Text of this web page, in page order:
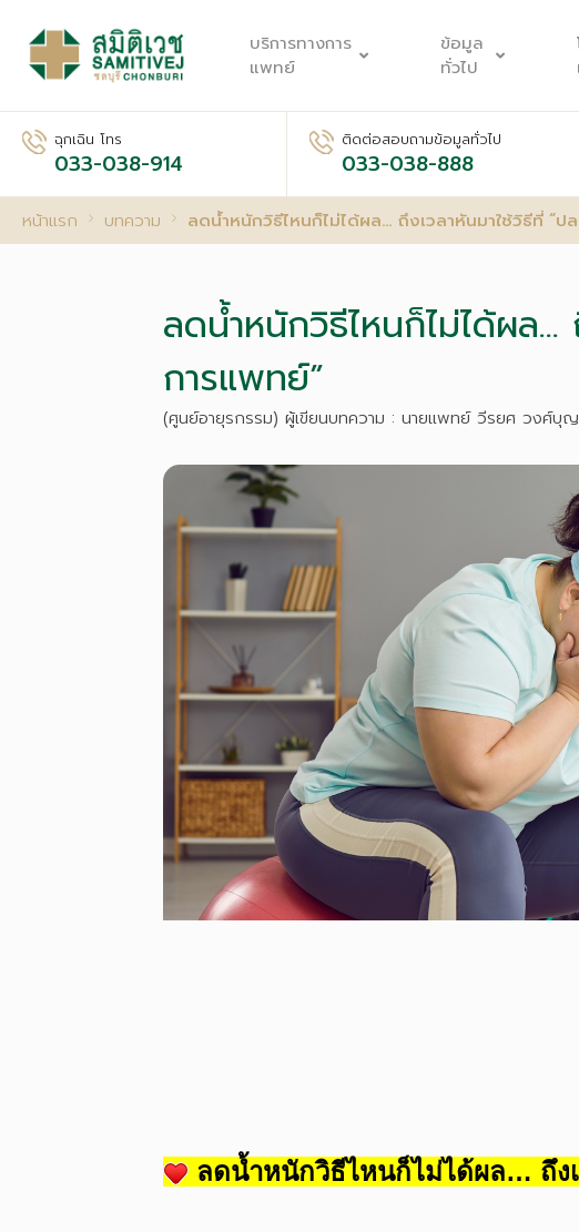
บริการทางการ
แพทย์
ข้อมูล
ทั่วไป
ฉุกเฉิน โทร
033-038-914
ติดต่อสอบถามข้อมูลทั่วไป
033-038-888
หน้าแรก บทความ ลดน้ำหนักวิธีไหนก็ไม่ได้ผล… ถึงเวลาหันมาใช้วิธีที่ “
ลดน้ำหนักวิธีไหนก็ไม่ได้ผล
การแพทย์”
(ศูนย์อายุรกรรม) ผู้เขียนบทความ : นายแพทย์ วีรยศ วงศ์บุ
ลดน้ำหนักวิธีไหนก็ไม่ได้ผล… ถึง